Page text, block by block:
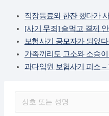
직장동료와 한잔 했다가
[사기 무죄] 술먹고 결제
보험사기 공모자가 되었
가족끼리도 고소와 소송
과다입원 보험사기 피소 –